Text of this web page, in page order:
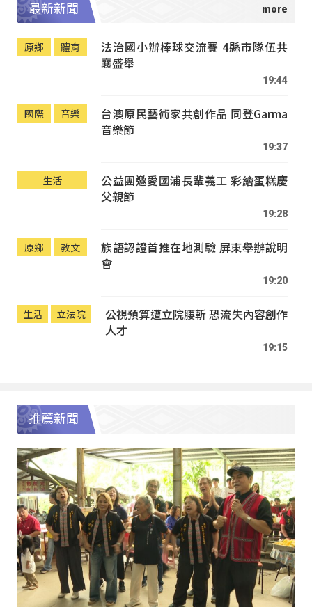
最新新聞
原鄉 體育
法治國小辦棒球交流賽 4縣市隊伍共
襄盛舉
19:44
國際 音樂
台澳原民藝術家共創作品 同登Garma
音樂節
19:37
生活
公益團邀愛國浦長輩義工 彩繪蛋糕慶
父親節
19:28
原鄉 教文
族語認證首推在地測驗 屏東舉辦說明
會
19:20
生活 立法院
公視預算遭立院腰斬 恐流失內容創作
人才
19:15
推薦新聞